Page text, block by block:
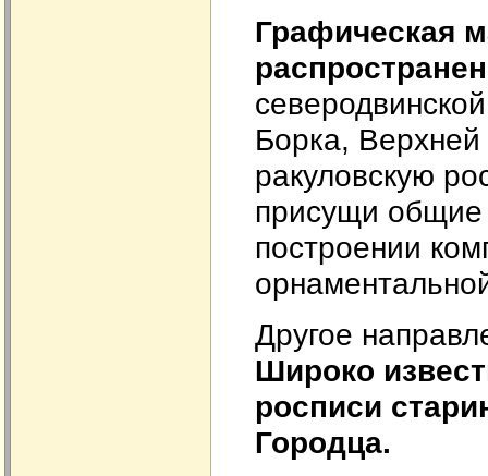
Графическая
Борка,
ракуловскую
присущи общие
построении
Другое
Широко
росписи
Городца.